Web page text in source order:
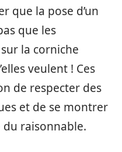
que la pose d’un
que les
la corniche
veulent ! Ces
de respecter des
et de se montrer
raisonnable.